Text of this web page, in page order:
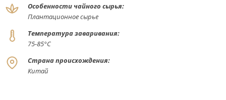
Особенности чайного сырья:
Плантационное сырье
Температура заваривания:
75-85°С
Страна происхождения:
Китай